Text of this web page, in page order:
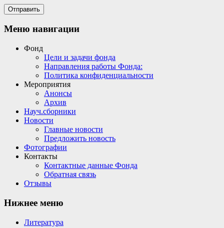
Меню навигации
Фонд
Цели и задачи фонда
Направления работы Фонда:
Политика конфиденциальности
Мероприятия
Анонсы
Архив
Науч.сборники
Новости
Главные новости
Предложить новость
Фотографии
Контакты
Контактные данные Фонда
Обратная связь
Отзывы
Нижнее меню
Литература